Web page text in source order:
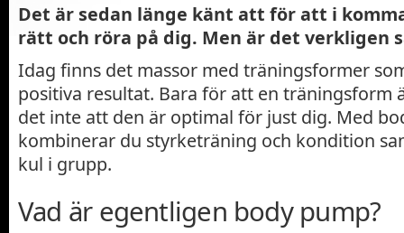
Det är sedan länge känt att för att i
rätt och röra på dig. Men är det verkligen
Idag finns det massor med träningsformer
positiva resultat. Bara för att en träningsform
det inte att den är optimal för just dig. Med
kombinerar du styrketräning och kondition
kul i grupp.
Vad är egentligen body pump?